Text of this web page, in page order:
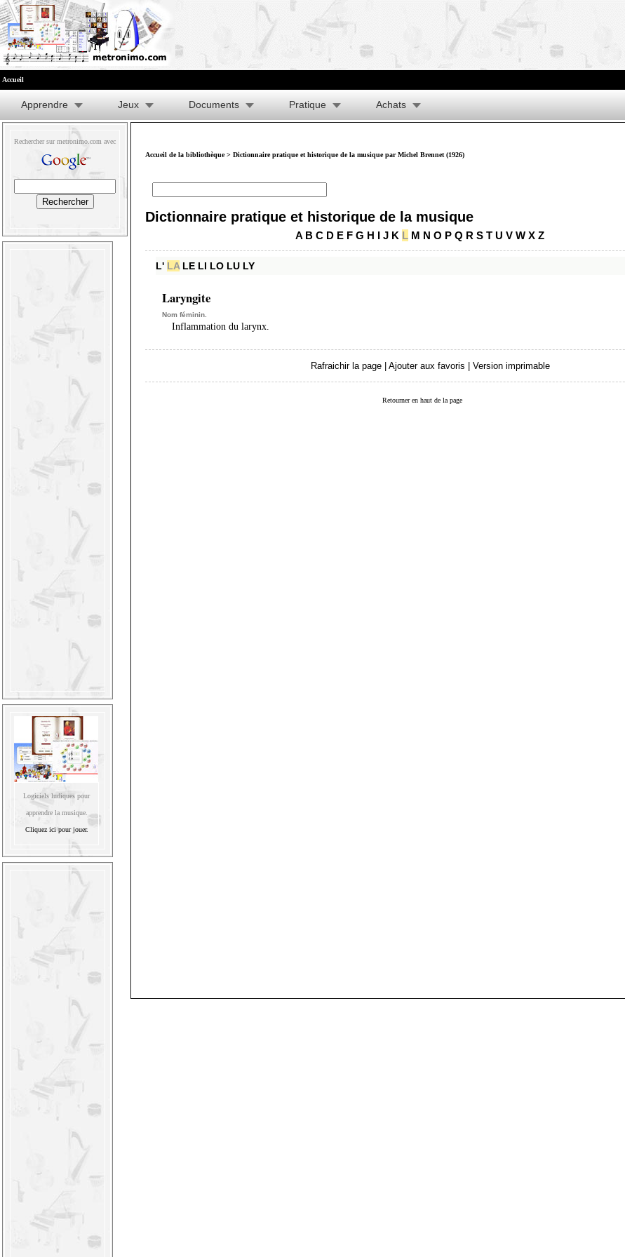
Accueil
Apprendre Jeux Documents Pratique Achats
Rechercher sur metronimo.com avec
Logiciels ludiques pour
apprendre la musique.
Cliquez ici pour jouer.
Accueil de la bibliothèque> Dictionnaire pratique et historique de la musique par Michel Brennet (1926)
Dictionnaire pratique et historique de la musique
A B C D E F G H I J K L M N O P Q R S T U V W X Z
L' LA LE LI LO LU LY
Laryngite
Nom féminin.
Inflammation du larynx.
Rafraichir la page | Ajouter aux favoris | Version imprimable
Retourner en haut de la page